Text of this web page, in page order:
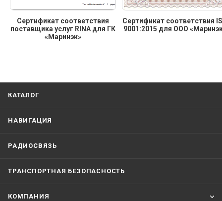
Сертификат соответствия
поставщика услуг RINA для ГК
«Маринэк»
Сертификат соответствия
9001:2015 для ООО
КАТАЛОГ
НАВИГАЦИЯ
РАДИОСВЯЗЬ
ТРАНСПОРТНАЯ БЕЗОПАСНОСТЬ
КОМПАНИЯ